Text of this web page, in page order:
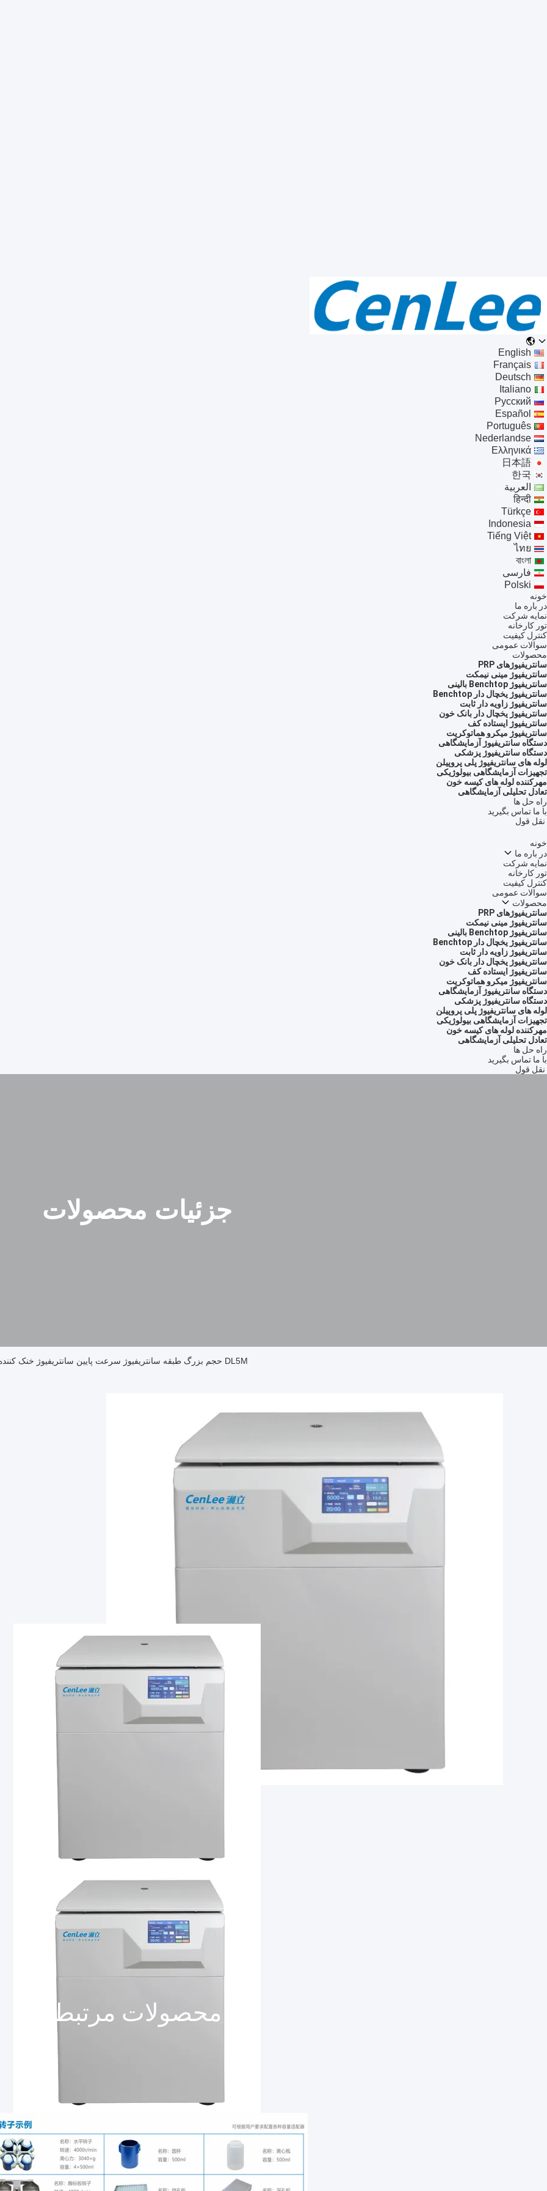
English
Français
Deutsch
Italiano
Русский
Español
Português
Nederlandse
Ελληνικά
日本語
한국
العربية
हिन्दी
Türkçe
Indonesia
Tiếng Việt
ไทย
বাংলা
فارسی
Polski
خونه
در باره ما
نمایه شرکت
تور کارخانه
کنترل کیفیت
سوالات عمومی
محصولات
سانتریفیوژهای PRP
سانتریفیوژ مینی نیمکت
سانتریفیوژ Benchtop بالینی
سانتریفیوژ یخچال دار Benchtop
سانتریفیوژ زاویه دار ثابت
سانتریفیوژ یخچال دار بانک خون
سانتریفیوژ ایستاده کف
سانتریفیوژ میکرو هماتوکریت
دستگاه سانتریفیوژ آزمایشگاهی
دستگاه سانتریفیوژ پزشکی
لوله های سانتریفیوژ پلی پروپیلن
تجهیزات آزمایشگاهی بیولوژیکی
مهرکننده لوله های کیسه خون
تعادل تحلیلی آزمایشگاهی
راه حل ها
با ما تماس بگیرید
نقل قول
خونه
در باره ما
نمایه شرکت
تور کارخانه
کنترل کیفیت
سوالات عمومی
محصولات
سانتریفیوژهای PRP
سانتریفیوژ مینی نیمکت
سانتریفیوژ Benchtop بالینی
سانتریفیوژ یخچال دار Benchtop
سانتریفیوژ زاویه دار ثابت
سانتریفیوژ یخچال دار بانک خون
سانتریفیوژ ایستاده کف
سانتریفیوژ میکرو هماتوکریت
دستگاه سانتریفیوژ آزمایشگاهی
دستگاه سانتریفیوژ پزشکی
لوله های سانتریفیوژ پلی پروپیلن
تجهیزات آزمایشگاهی بیولوژیکی
مهرکننده لوله های کیسه خون
تعادل تحلیلی آزمایشگاهی
راه حل ها
با ما تماس بگیرید
نقل قول
جزئیات محصولات
DL5M حجم بزرگ طبقه سانتریفیوژ سرعت پایین سانتریفیوژ خنک کننده تولید کننده چین
محصولات مرتبط